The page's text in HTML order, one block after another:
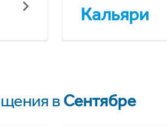
Кальяри
вСентябре